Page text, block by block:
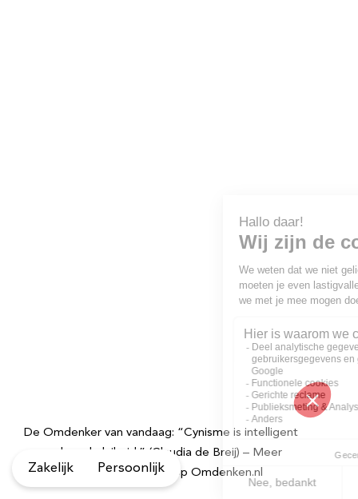
De Omdenker van vandaag: “Cynisme is intelligent
gemaskeerde luiheid.” (Claudia de Breij) – Meer
inspirerende quotes vind je op Omdenken.nl
Zakelijk Persoonlijk